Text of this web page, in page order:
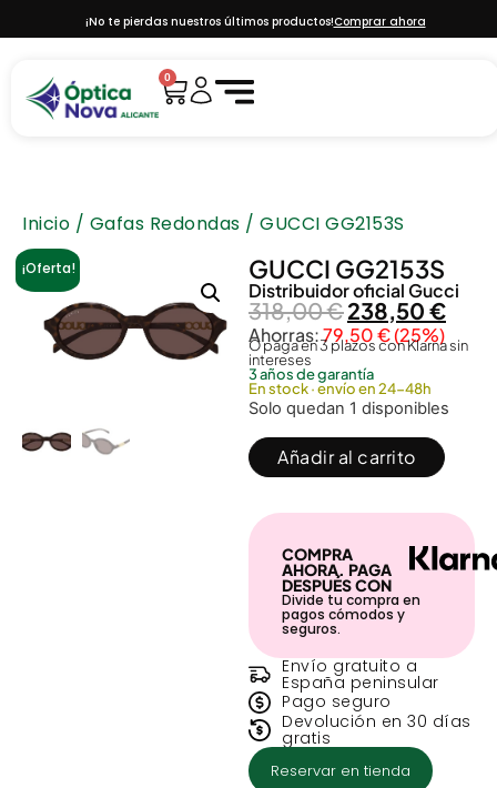
¡No te pierdas nuestros últimos productos!Comprar ahora
0
Inicio / Gafas Redondas / GUCCI GG2153S
¡Oferta! GUCCI GG2153S
Distribuidor oficial Gucci
318,00€238,50 €
Ahorras:79,50€(25%)
O paga en 3 plazos con Klarna sin
intereses
3 años de garantía
En stock · envío en 24-48h
Solo quedan 1 disponibles
Añadir al carrito
COMPRA
AHORA. PAGA
DESPUÉS CON
Divide tu compra en
pagos cómodos y
seguros.
Envío gratuito a
España peninsular
Pago seguro
Devolución en 30 días
gratis
Reservar en tienda